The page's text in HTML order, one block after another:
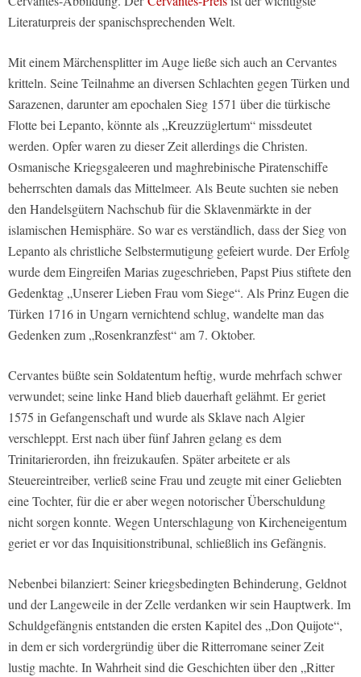
Literaturpreis der spanischsprechenden Welt.
Mit einem Märchensplitter im Auge ließe sich auch an Cervantes
kritteln. Seine Teilnahme an diversen Schlachten gegen Türken und
Sarazenen, darunter am epochalen Sieg 1571 über die türkische
Flotte bei Lepanto, könnte als „Kreuzzüglertum“ missdeutet
werden. Opfer waren zu dieser Zeit allerdings die Christen.
Osmanische Kriegsgaleeren und maghrebinische Piratenschiffe
beherrschten damals das Mittelmeer. Als Beute suchten sie neben
den Handelsgütern Nachschub für die Sklavenmärkte in der
islamischen Hemisphäre. So war es verständlich, dass der Sieg von
Lepanto als christliche Selbstermutigung gefeiert wurde. Der Erfolg
wurde dem Eingreifen Marias zugeschrieben, Papst Pius stiftete den
Gedenktag „Unserer Lieben Frau vom Siege“. Als Prinz Eugen die
Türken 1716 in Ungarn vernichtend schlug, wandelte man das
Gedenken zum „Rosenkranzfest“ am 7. Oktober.
Cervantes büßte sein Soldatentum heftig, wurde mehrfach schwer
verwundet; seine linke Hand blieb dauerhaft gelähmt. Er geriet
1575 in Gefangenschaft und wurde als Sklave nach Algier
verschleppt. Erst nach über fünf Jahren gelang es dem
Trinitarierorden, ihn freizukaufen. Später arbeitete er als
Steuereintreiber, verließ seine Frau und zeugte mit einer Geliebten
eine Tochter, für die er aber wegen notorischer Überschuldung
nicht sorgen konnte. Wegen Unterschlagung von Kircheneigentum
geriet er vor das Inquisitionstribunal, schließlich ins Gefängnis.
Nebenbei bilanziert: Seiner kriegsbedingten Behinderung, Geldnot
und der Langeweile in der Zelle verdanken wir sein Hauptwerk. Im
Schuldgefängnis entstanden die ersten Kapitel des „Don Quijote“,
in dem er sich vordergründig über die Ritterromane seiner Zeit
lustig machte. In Wahrheit sind die Geschichten über den „Ritter